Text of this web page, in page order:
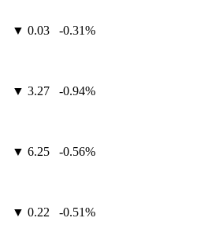
▼ 0.03 -0.31%
▼ 3.27 -0.94%
▼ 6.25 -0.56%
▼ 0.22 -0.51%